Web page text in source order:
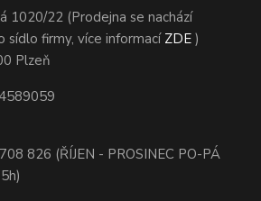
1020/22 (Prodejna se nachází
sídlo firmy, více informací ZDE )
Plzeň
826 (ŘÍJEN - PROSINEC PO-PÁ